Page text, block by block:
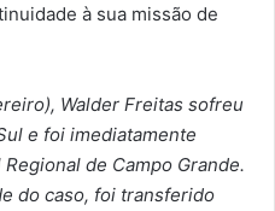
à sua missão de
Walder Freitas sofreu
e foi imediatamente
de Campo Grande.
do caso, foi transferido